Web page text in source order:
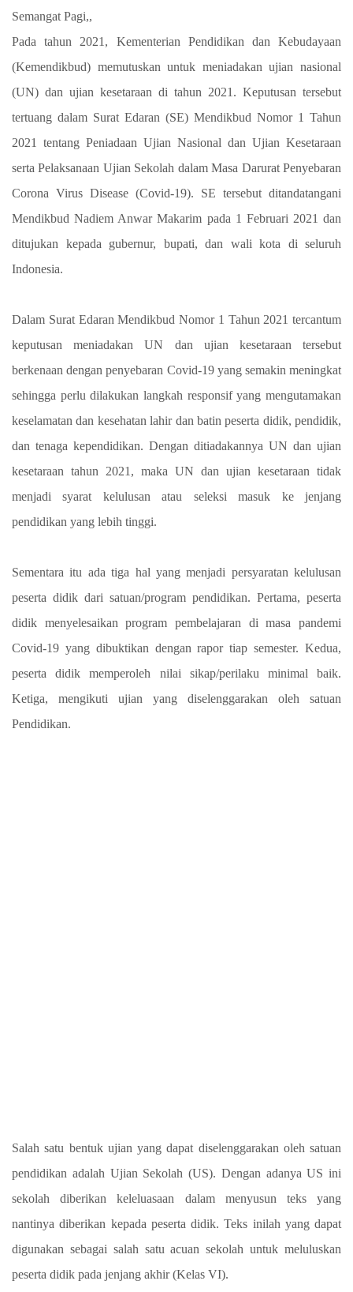
Semangat Pagi,,
Pada tahun 2021, Kementerian Pendidikan dan Kebudayaan
(Kemendikbud) memutuskan untuk meniadakan ujian nasional
(UN) dan ujian kesetaraan di tahun 2021. Keputusan tersebut
tertuang dalam Surat Edaran (SE) Mendikbud Nomor 1 Tahun
2021 tentang Peniadaan Ujian Nasional dan Ujian Kesetaraan
serta Pelaksanaan Ujian Sekolah dalam Masa Darurat Penyebaran
Corona Virus Disease (Covid-19). SE tersebut ditandatangani
Mendikbud Nadiem Anwar Makarim pada 1 Februari 2021 dan
ditujukan kepada gubernur, bupati, dan wali kota di seluruh
Indonesia.
Dalam Surat Edaran Mendikbud Nomor 1 Tahun 2021 tercantum
keputusan meniadakan UN dan ujian kesetaraan tersebut
berkenaan dengan penyebaran Covid-19 yang semakin meningkat
sehingga perlu dilakukan langkah responsif yang mengutamakan
keselamatan dan kesehatan lahir dan batin peserta didik, pendidik,
dan tenaga kependidikan. Dengan ditiadakannya UN dan ujian
kesetaraan tahun 2021, maka UN dan ujian kesetaraan tidak
menjadi syarat kelulusan atau seleksi masuk ke jenjang
pendidikan yang lebih tinggi.
Sementara itu ada tiga hal yang menjadi persyaratan kelulusan
peserta didik dari satuan/program pendidikan. Pertama, peserta
didik menyelesaikan program pembelajaran di masa pandemi
Covid-19 yang dibuktikan dengan rapor tiap semester. Kedua,
peserta didik memperoleh nilai sikap/perilaku minimal baik.
Ketiga, mengikuti ujian yang diselenggarakan oleh satuan
Pendidikan.
Salah satu bentuk ujian yang dapat diselenggarakan oleh satuan
pendidikan adalah Ujian Sekolah (US). Dengan adanya US ini
sekolah diberikan keleluasaan dalam menyusun teks yang
nantinya diberikan kepada peserta didik. Teks inilah yang dapat
digunakan sebagai salah satu acuan sekolah untuk meluluskan
peserta didik pada jenjang akhir (Kelas VI).